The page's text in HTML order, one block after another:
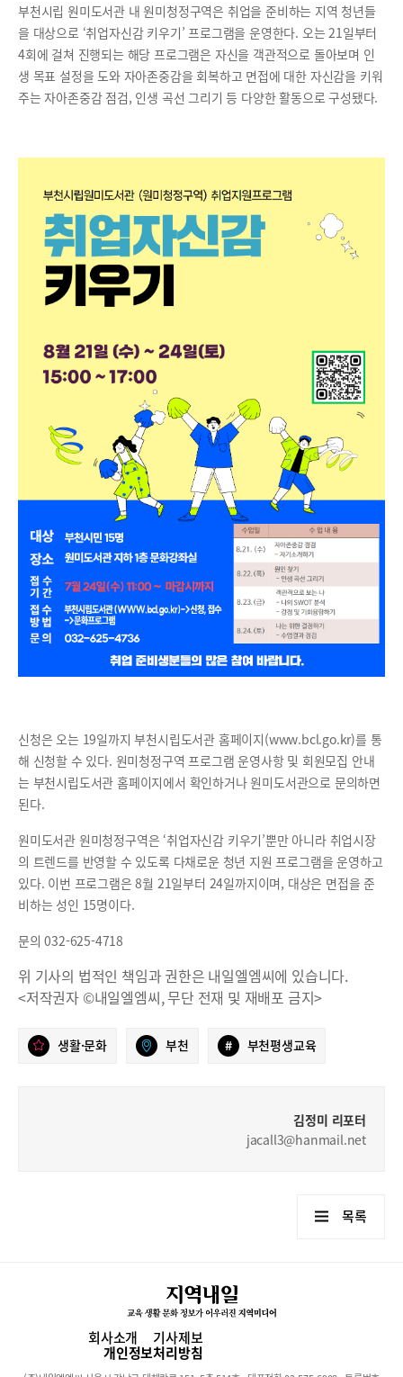
부천시립 원미도서관 내 원미청정구역은 취업을 준비하는 지역 청년들
을 대상으로 ‘취업자신감 키우기’ 프로그램을 운영한다. 오는 21일부터
4회에 걸쳐 진행되는 해당 프로그램은 자신을 객관적으로 돌아보며 인
생 목표 설정을 도와 자아존중감을 회복하고 면접에 대한 자신감을 키워
주는 자아존중감 점검, 인생 곡선 그리기 등 다양한 활동으로 구성됐다.
신청은 오는 19일까지 부천시립도서관 홈페이지(www.bcl.go.kr)를 통
해 신청할 수 있다. 원미청정구역 프로그램 운영사항 및 회원모집 안내
는 부천시립도서관 홈페이지에서 확인하거나 원미도서관으로 문의하면
된다.
원미도서관 원미청정구역은 ‘취업자신감 키우기’뿐만 아니라 취업시장
의 트렌드를 반영할 수 있도록 다채로운 청년 지원 프로그램을 운영하고
있다. 이번 프로그램은 8월 21일부터 24일까지이며, 대상은 면접을 준
비하는 성인 15명이다.
문의 032-625-4718
위 기사의 법적인 책임과 권한은 내일엘엠씨에 있습니다.
<저작권자 ©내일엘엠씨, 무단 전재 및 재배포 금지>
생활·문화 부천 # 부천평생교육
김정미 리포터
jacall3@hanmail.net
목록
회사소개 기사제보
개인정보처리방침